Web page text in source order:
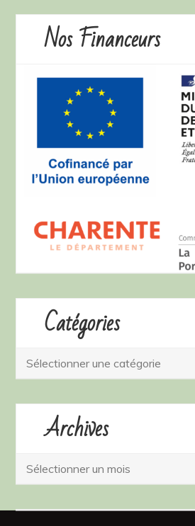
Nos Financeurs
Catégories
Catégories
Archives
Archives